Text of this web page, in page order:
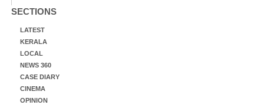
SECTIONS
LATEST
KERALA
LOCAL
NEWS 360
CASE DIARY
CINEMA
OPINION